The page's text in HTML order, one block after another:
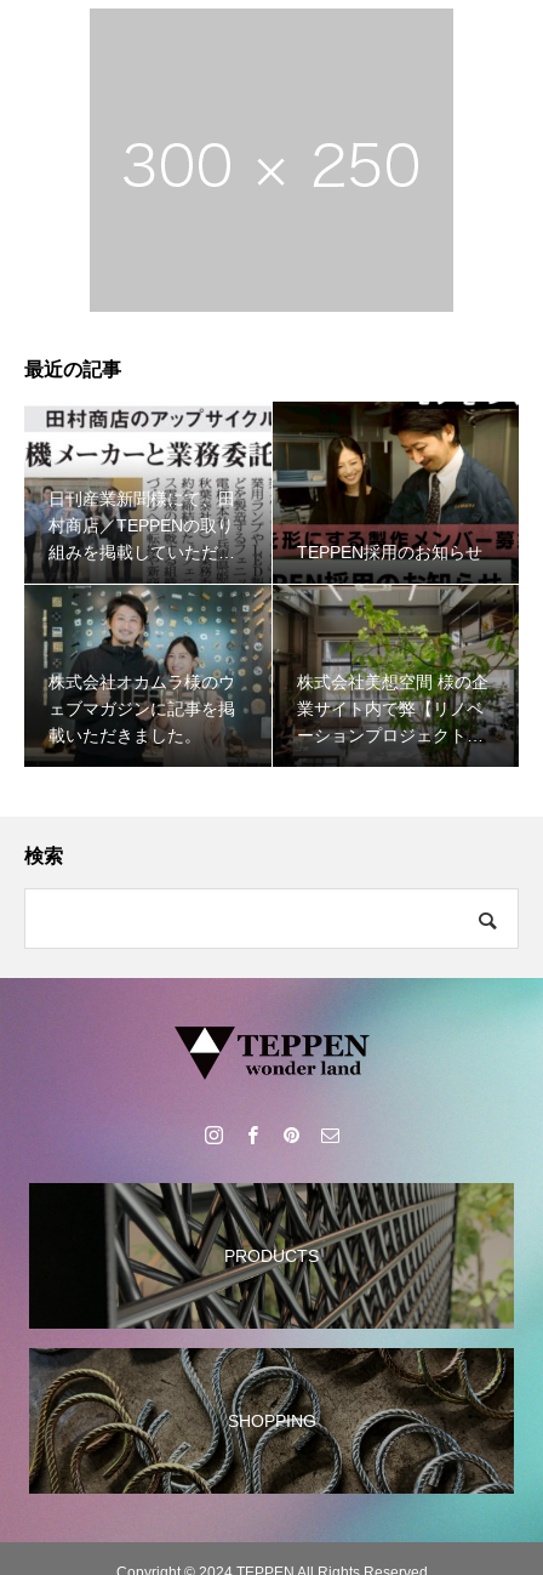
最近の記事
日刊産業新聞様にて、田
村商店／TEPPENの取り
組みを掲載していただき
ました
TEPPEN採用のお知らせ
株式会社オカムラ様のウ
ェブマガジンに記事を掲
載いただきました。
株式会社美想空間 様の企
業サイト内で弊【リノベ
ーションプロジェクト】
について掲載いただきま
検索
PRODUCTS
SHOPPING